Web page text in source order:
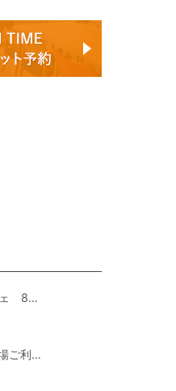
わんこOK 千葉のコテカフェ 8月わんこの日 オートミールdeローストビーフライス
8/8(土) ドッグラン・駐車場ご利用のお知らせ